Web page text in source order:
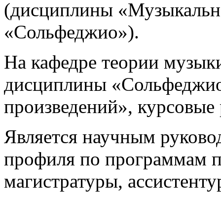
(дисциплины
«Сольфеджио»).
На кафедре теории
дисциплины
произведений»,
Является научным
профиля по программам
магистратуры,